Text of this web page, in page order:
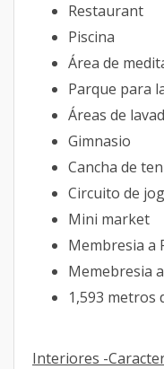
Restaurant
Piscina
Área de
Parque para
Áreas de
Gimnasio
Cancha de
Circuito de
Mini market
Membresia a
Memebresia
1,593 metros
Interiores -